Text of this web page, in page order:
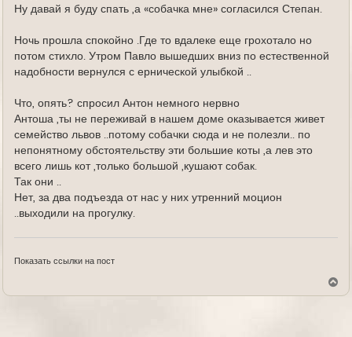
Ну давай я буду спать ,а «собачка мне» согласился Степан.
Ночь прошла спокойно .Где то вдалеке еще грохотало но
потом стихло. Утром Павло вышедших вниз по естественной
надобности вернулся с ернической улыбкой ..
Что, опять? спросил Антон немного нервно
Антоша ,ты не переживай в нашем доме оказывается живет
семейство львов ..потому собачки сюда и не полезли.. по
непонятному обстоятельству эти большие коты ,а лев это
всего лишь кот ,только большой ,кушают собак.
Так они ..
Нет, за два подъезда от нас у них утренний моцион
..выходили на прогулку.
Показать ссылки на пост